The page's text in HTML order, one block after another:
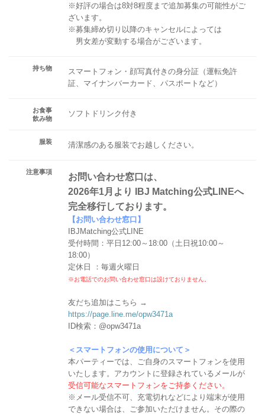
※好評の場合は8対8程度まで追加募集の可能性がご
ざいます。
※募集締め切り以降のキャンセルによっては
男女差が変動する場合がございます。
持ち物
スマートフォン・顔写真付きの身分証（運転免許
証、マイナンバーカード、パスポートなど）
お食事
飲み物
ソフトドリンク付き
服装 清潔感のある服装でお越しください。
注意事項
お問い合わせ窓口は、
2026年1月より IBJ Matching公式LINEへ
完全移行しております。
【お問い合わせ窓口】
IBJMatching公式LINE
受付時間：平日12:00～18:00（土日祝10:00～
18:00）
定休日 ：毎週火曜日
※お電話でのお問い合わせ窓口は設けておりません。
友だち追加はこちら →
https://page.line.me/opw3471a
ID検索：@opw3471a
＜スマートフォンの使用について＞
本パーティーでは、ご自身のスマートフォンを使用
いたします。アカウントに登録されているメールが
受信可能なスマートフォンをご持参ください。
※メール受信不可、充電切れなどにより端末が使用
できない場合は、ご参加いただけません。その際の